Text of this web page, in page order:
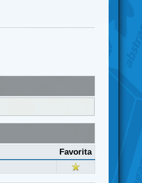
Favorita